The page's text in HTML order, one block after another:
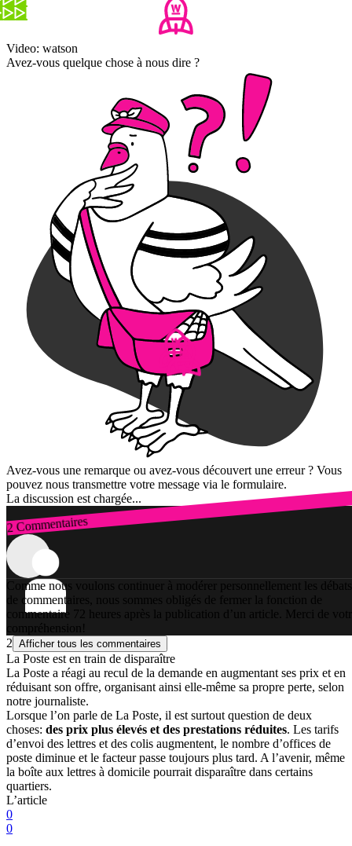
Video: watson
Avez-vous quelque chose à nous dire ?
Avez-vous une remarque ou avez-vous découvert une erreur ? Vous
pouvez nous transmettre votre message via le formulaire.
La discussion est chargée...
2 Commentaires
Connexion
Comme nous voulons continuer à modérer personnellement les débats
de commentaires, nous sommes obligés de fermer la fonction de
commentaire 72 heures après la publication d’un article. Merci de
compréhension!
2 Afficher tous les commentaires
La Poste est en train de disparaître
La Poste a réagi au recul de la demande en augmentant ses prix et en
réduisant son offre, organisant ainsi elle-même sa propre perte, selon
notre journaliste.
Lorsque l’on parle de La Poste, il est surtout question de deux
choses: des prix plus élevés et des prestations réduites. Les tarifs
d’envoi des lettres et des colis augmentent, le nombre d’offices de
poste diminue et le facteur passe toujours plus tard. A l’avenir, même
la boîte aux lettres à domicile pourrait disparaître dans certains
quartiers.
L’article
0
0